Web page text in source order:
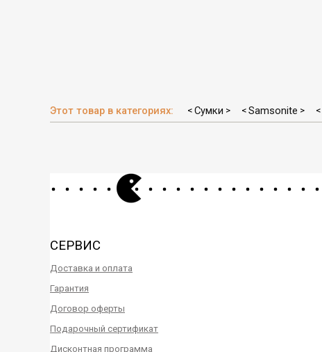
Этот товар в категориях: < Сумки > < Samsonite > <
СЕРВИС
Доставка и оплата
Гарантия
Договор оферты
Подарочный сертификат
Дисконтная программа